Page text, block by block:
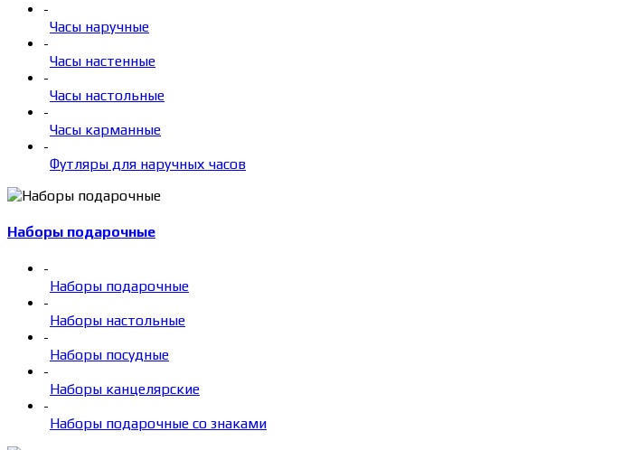
-
Часы наручные
-
Часы настенные
-
Часы настольные
-
Часы карманные
-
Футляры для наручных часов
Наборы подарочные
-
Наборы подарочные
-
Наборы настольные
-
Наборы посудные
-
Наборы канцелярские
-
Наборы подарочные со знаками